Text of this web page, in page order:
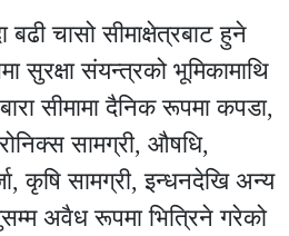
बढी चासो सीमाक्षेत्रबाट हुने
सुरक्षा संयन्त्रको भूमिकामाथि
सीमामा दैनिक रूपमा कपडा,
सामग्री, औषधि,
कृषि सामग्री, इन्धनदेखि अन्य
अवैध रूपमा भित्रिने गरेको